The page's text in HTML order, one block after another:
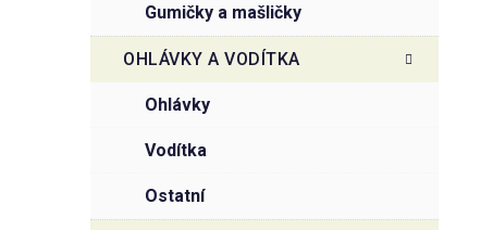
gumičky a mašličky
OHLÁVKY A VODÍTKA
ohlávky
vodítka
ostatní